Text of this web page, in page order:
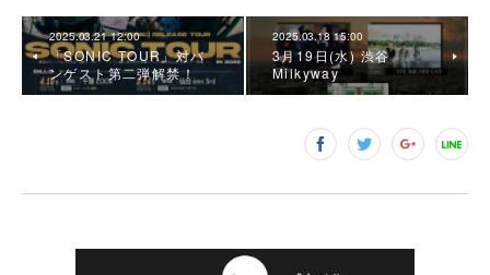
2025.03.21 12:00
「SONIC TOUR」対バ
ンゲスト第二弾解禁！
2025.03.18 15:00
3月19日(水) 渋谷
Milkyway